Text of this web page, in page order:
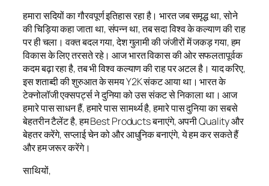
हमारा सदियों का गौरवपूर्ण इतिहास रहा है। भारत जब समृद्ध था, सोने
की चिड़िया कहा जाता था, संपन्न था, तब सदा विश्व के कल्याण की राह
पर ही चला। वक्त बदल गया, देश गुलामी की जंजीरों में जकड़ गया, हम
विकास के लिए तरसते रहे। आज भारत विकास की ओर सफलतापूर्वक
कदम बढ़ा रहा है, तब भी विश्व कल्याण की राह पर अटल है। याद करिए,
इस शताब्दी की शुरुआत के समय Y2K संकट आया था। भारत के
टेक्नोलॉजी एक्सपर्ट्स ने दुनिया को उस संकट से निकाला था। आज
हमारे पास साधन हैं, हमारे पास सामर्थ्य है, हमारे पास दुनिया का सबसे
बेहतरीन टैलेंट है, हम Best Products बनाएंगे, अपनी Quality और
बेहतर करेंगे, सप्लाई चेन को और आधुनिक बनाएंगे, ये हम कर सकते हैं
और हम जरूर करेंगे।
साथियों,